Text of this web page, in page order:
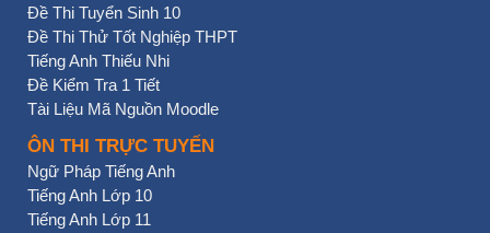
Đề Thi Tuyển Sinh 10
Đề Thi Thử Tốt Nghiệp THPT
Tiếng Anh Thiếu Nhi
Đề Kiểm Tra 1 Tiết
Tài Liệu Mã Nguồn Moodle
ÔN THI TRỰC TUYẾN
Ngữ Pháp Tiếng Anh
Tiếng Anh Lớp 10
Tiếng Anh Lớp 11